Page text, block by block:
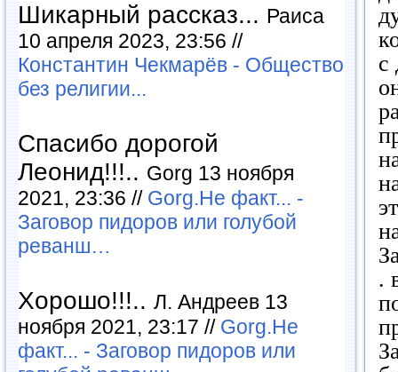
Шикарный рассказ... Раиса
10 апреля 2023, 23:56 //
Константин Чекмарёв - Общество
без религии...
Спасибо дорогой
Леонид!!!.. Gorg 13 ноября
2021, 23:36 // Gorg.Не факт... -
Заговор пидоров или голубой
реванш…
Хорошо!!!.. Л. Андреев 13
ноября 2021, 23:17 // Gorg.Не
факт... - Заговор пидоров или
с
.